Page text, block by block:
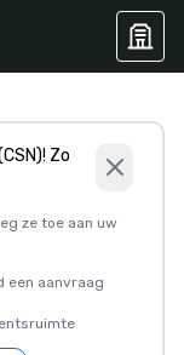
Zo
ze toe aan uw
een aanvraag